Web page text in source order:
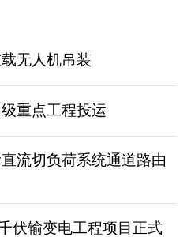
无人机吊装
重点工程投运
流切负荷系统通道路由
伏输变电工程项目正式